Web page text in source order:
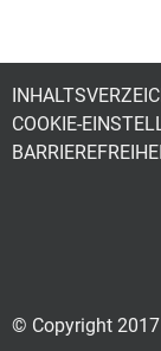
COOKIE-
© Copyright